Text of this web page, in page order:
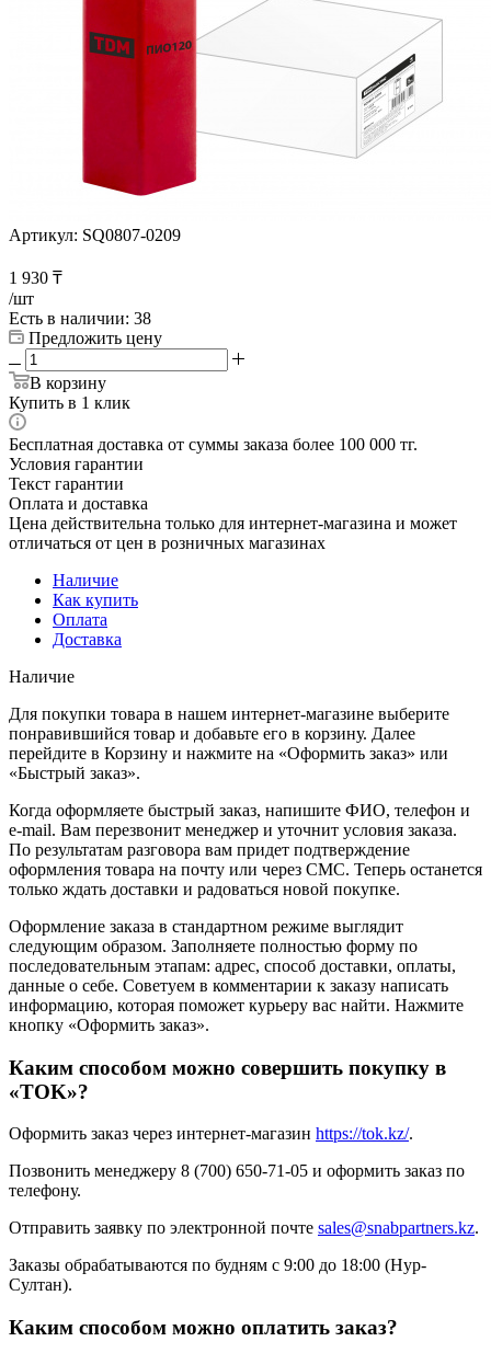
Артикул: SQ0807-0209
1 930 ₸
/шт
Есть в наличии: 38
Предложить цену
В корзину
Купить в 1 клик
Бесплатная доставка от суммы заказа более 100 000 тг.
Условия гарантии
Текст гарантии
Оплата и доставка
Цена действительна только для интернет-магазина и может
отличаться от цен в розничных магазинах
Наличие
Как купить
Оплата
Доставка
Наличие
Для покупки товара в нашем интернет-магазине выберите
понравившийся товар и добавьте его в корзину. Далее
перейдите в Корзину и нажмите на «Оформить заказ» или
«Быстрый заказ».
Когда оформляете быстрый заказ, напишите ФИО, телефон и
e-mail. Вам перезвонит менеджер и уточнит условия заказа.
По результатам разговора вам придет подтверждение
оформления товара на почту или через СМС. Теперь останется
только ждать доставки и радоваться новой покупке.
Оформление заказа в стандартном режиме выглядит
следующим образом. Заполняете полностью форму по
последовательным этапам: адрес, способ доставки, оплаты,
данные о себе. Советуем в комментарии к заказу написать
информацию, которая поможет курьеру вас найти. Нажмите
кнопку «Оформить заказ».
Каким способом можно совершить покупку в
«TOK»?
Оформить заказ через интернет-магазин https://tok.kz/.
Позвонить менеджеру 8 (700) 650-71-05 и оформить заказ по
телефону.
Отправить заявку по электронной почте sales@snabpartners.kz.
Заказы обрабатываются по будням с 9:00 до 18:00 (Нур-
Султан).
Каким способом можно оплатить заказ?